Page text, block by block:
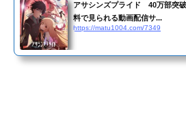
アサシンズプライド 40万部突
料で見られる動画配信サ...
https://matu1004.com/7349